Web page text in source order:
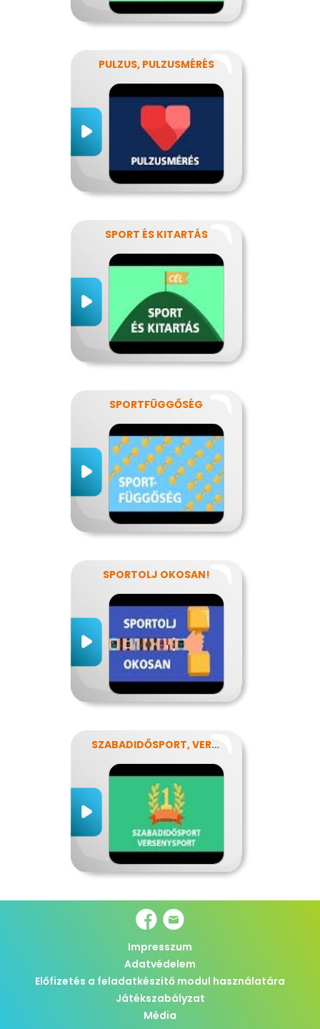
PULZUS, PULZUSMÉRÉS
SPORT ÉS KITARTÁS
SPORTFÜGGŐSÉG
SPORTOLJ OKOSAN!
SZABADIDŐSPORT, VERSENYSPORT
Impresszum
Adatvédelem
Előfizetés a feladatkészítő modul használatára
Játékszabályzat
Média